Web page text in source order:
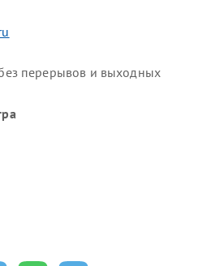
перерывов и выходных